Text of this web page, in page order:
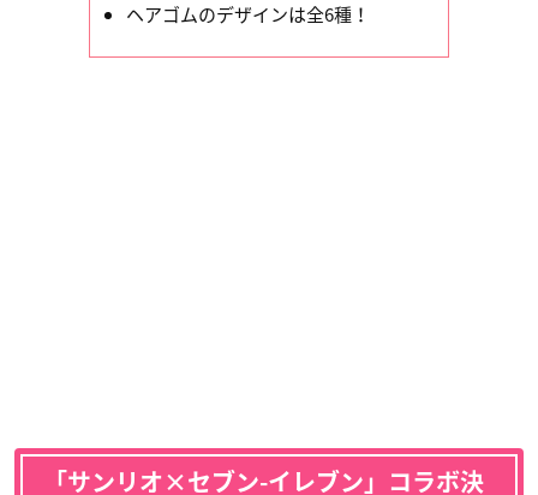
ヘアゴムのデザインは全6種！
「サンリオ×セブン-イレブン」コラボ決